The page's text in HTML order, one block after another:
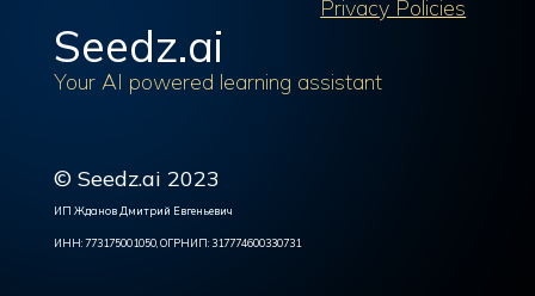
Privacy Policies
Seedz.ai
Your AI powered learning assistant
© Seedz.ai 2023
ИП Жданов Дмитрий Евгеньевич
ИНН: 773175001050, ОГРНИП: 317774600330731